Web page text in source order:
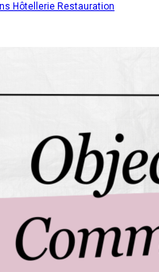
Hôtellerie Restauration